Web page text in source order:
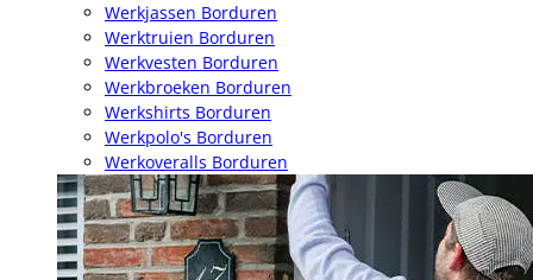
Werkjassen Borduren
Werktruien Borduren
Werkvesten Borduren
Werkbroeken Borduren
Werkshirts Borduren
Werkpolo's Borduren
Werkoveralls Borduren